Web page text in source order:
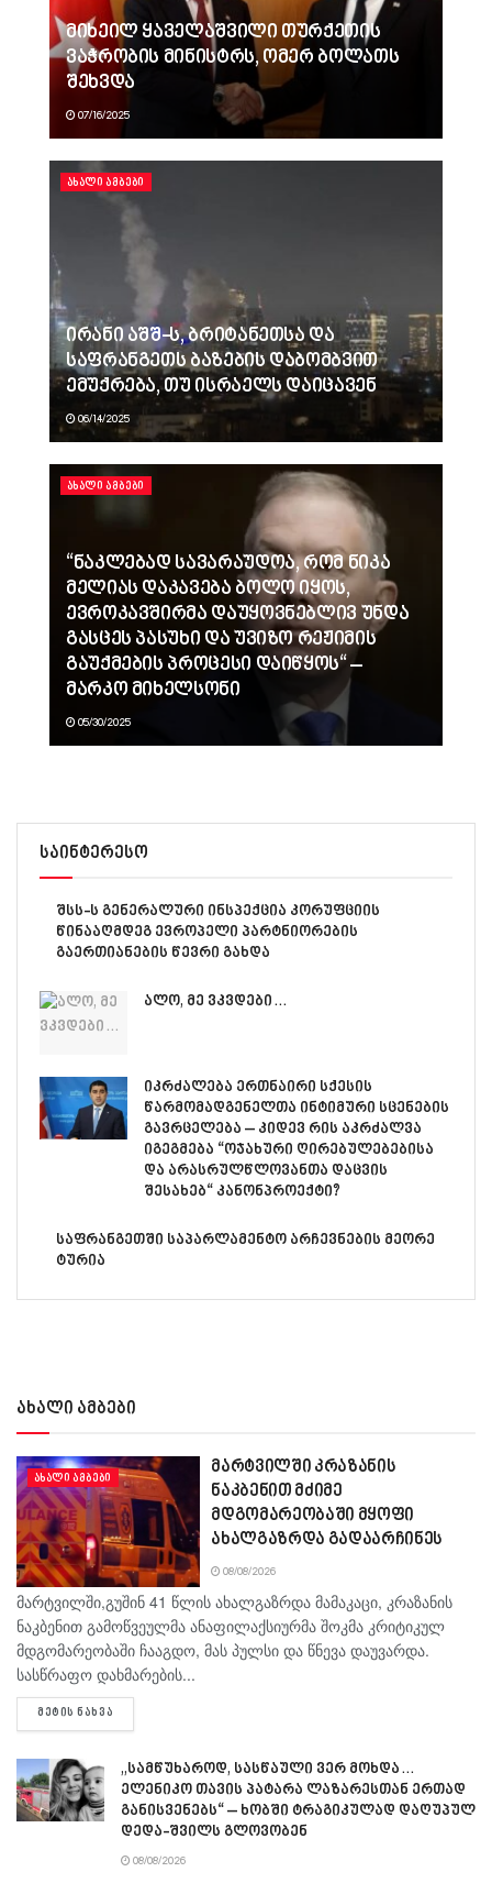
მიხეილ ყაველაშვილი თურქეთის
ვაჭრობის მინისტრს, ომერ ბოლათს
შეხვდა
07/16/2025
ᲐᲮᲐᲚᲘ ᲐᲛᲑᲔᲑᲘ
ირანი აშშ-ს, ბრიტანეთსა და
საფრანგეთს ბაზების დაბომბვით
ემუქრება, თუ ისრაელს დაიცავენ
06/14/2025
ᲐᲮᲐᲚᲘ ᲐᲛᲑᲔᲑᲘ
“ნაკლებად სავარაუდოა, რომ ნიკა
მელიას დაკავება ბოლო იყოს,
ევროკავშირმა დაუყოვნებლივ უნდა
გასცეს პასუხი და უვიზო რეჟიმის
გაუქმების პროცესი დაიწყოს“ –
მარკო მიხელსონი
05/30/2025
საინტერესო
შსს-ს გენერალური ინსპექცია კორუფციის
წინააღმდეგ ევროპელი პარტნიორების
გაერთიანების წევრი გახდა
ალო, მე ვკვდები…
იკრძალება ერთნაირი სქესის
წარმომადგენელთა ინტიმური სცენების
გავრცელება – კიდევ რის აკრძალვა
იგეგმება “ოჯახური ღირებულებებისა
და არასრულწლოვანთა დაცვის
შესახებ“ კანონპროექტი?
საფრანგეთში საპარლამენტო არჩევნების მეორე
ტურია
ახალი ამბები
ᲐᲮᲐᲚᲘ ᲐᲛᲑᲔᲑᲘ
მარტვილში კრაზანის
ნაკბენით მძიმე
მდგომარეობაში მყოფი
ახალგაზრდა გადაარჩინეს
08/08/2026
მარტვილში,გუშინ 41 წლის ახალგაზრდა მამაკაცი, კრაზანის
ნაკბენით გამოწვეულმა ანაფილაქსიურმა შოკმა კრიტიკულ
მდგომარეობაში ჩააგდო, მას პულსი და წნევა დაუვარდა.
სასწრაფო დახმარების...
ᲛᲔᲢᲘᲡ ᲜᲐᲮᲕᲐ
„სამწუხაროდ, სასწაული ვერ მოხდა…
ელენიკო თავის პატარა ლაზარესთან ერთად
განისვენებს“ – ხობში ტრაგიკულად დაღუპულ
დედა-შვილს გლოვობენ
08/08/2026